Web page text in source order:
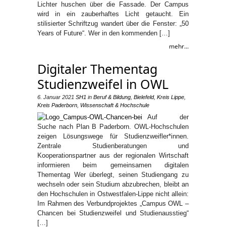
Lichter huschen über die Fassade. Der Campus
wird in ein zauberhaftes Licht getaucht. Ein
stilisierter Schriftzug wandert über die Fenster: „50
Years of Future“. Wer in den kommenden […]
mehr...
Digitaler Thementag
Studienzweifel in OWL
6. Januar 2021 SH1 in Beruf & Bildung Bielefeld, Kreis Lippe
Kreis Paderborn Wissenschaft & Hochschule
Auf der
Suche nach Plan B Paderborn. OWL-Hochschulen
zeigen Lösungswege für Studienzweifler*innen.
Zentrale Studienberatungen und
Kooperationspartner aus der regionalen Wirtschaft
informieren beim gemeinsamen digitalen
Thementag Wer überlegt, seinen Studiengang zu
wechseln oder sein Studium abzubrechen, bleibt an
den Hochschulen in Ostwestfalen-Lippe nicht allein:
Im Rahmen des Verbundprojektes „Campus OWL –
Chancen bei Studienzweifel und Studienausstieg“
[…]